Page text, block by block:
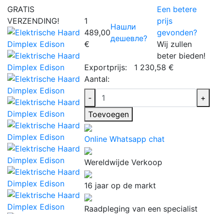
GRATIS
VERZENDING!
1
489,00
€
Нашли
дешевле?
Een betere
prijs
gevonden?
Wij zullen
beter bieden!
Exportprijs:
1 230,58 €
Aantal:
-
+
Toevoegen
Online Whatsapp chat
Wereldwijde Verkoop
16 jaar op de markt
Raadpleging van een specialist